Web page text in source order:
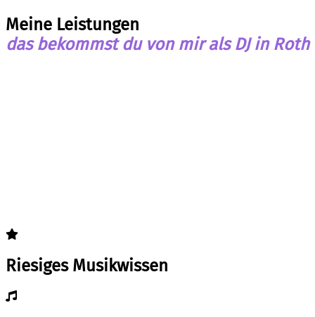
Meine Leistungen
das bekommst du von mir als DJ in Roth
Riesiges Musikwissen